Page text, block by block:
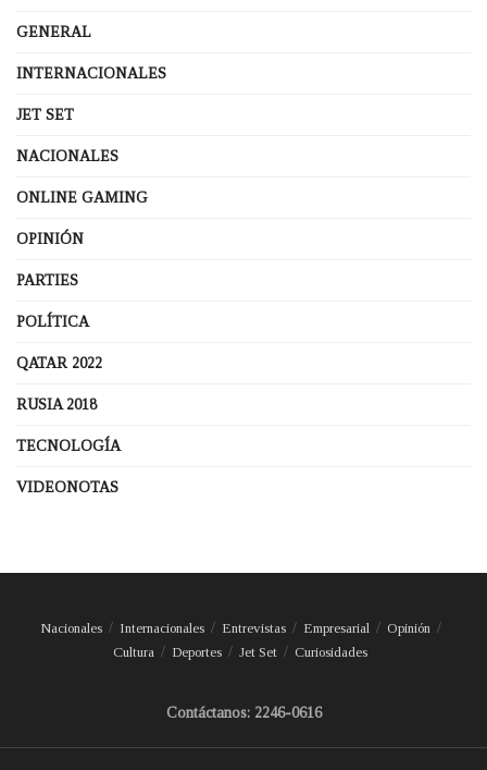
GENERAL
INTERNACIONALES
JET SET
NACIONALES
ONLINE GAMING
OPINIÓN
PARTIES
POLÍTICA
QATAR 2022
RUSIA 2018
TECNOLOGÍA
VIDEONOTAS
Nacionales Internacionales Entrevistas Empresarial
Opinión
Cultura
Deportes Jet Set Curiosidades
Contáctanos: 2246-0616